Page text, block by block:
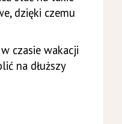
dzięki czemu
czasie wakacji
na dłuższy